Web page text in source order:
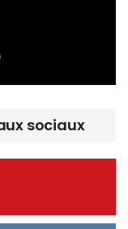
sociaux